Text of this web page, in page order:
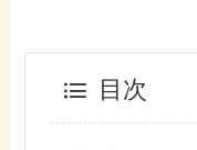
目次